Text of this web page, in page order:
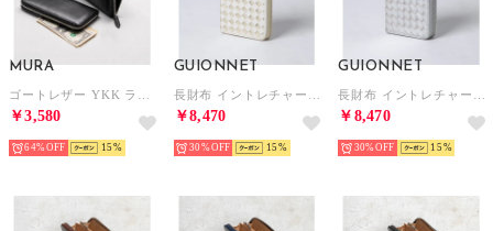
MURA
￥3,580
64% 15
GUIONNET
￥8,470
30% 15
GUIONNET
￥8,470
30% 15